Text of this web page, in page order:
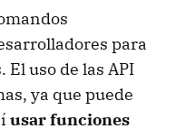
para
uso de las API
ya que puede
usar funciones